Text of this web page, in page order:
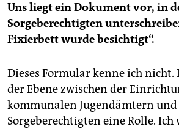
Uns liegt ein Dokument vor, in
Sorgeberechtigten
Fixierbett wurde besichtigt“.
Dieses Formular kenne ich nicht.
der Ebene zwischen der
kommunalen Jugendämtern und
Sorgeberechtigten eine Rolle. Ich